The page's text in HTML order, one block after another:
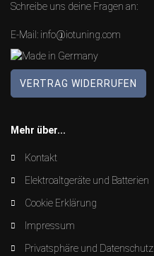
Schreibe uns deine Fragen an:
E-Mail: info@iotuning.com
VERTRAG WIDERRUFEN
Mehr über...
Kontakt
Elektroaltgeräte und Batterien
Cookie Erklärung
Impressum
Privatsphäre und Datenschutz